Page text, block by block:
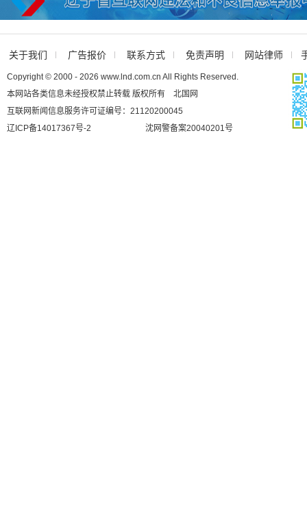
关于我们 广告报价 联系方式 免责声明 网站律师
Copyright © 2000 - 2026 www.lnd.com.cn All Rights Reserved.
本网站各类信息未经授权禁止转载 版权所有 北国网
互联网新闻信息服务许可证编号：21120200045
辽ICP备14017367号-2
沈网警备案20040201号